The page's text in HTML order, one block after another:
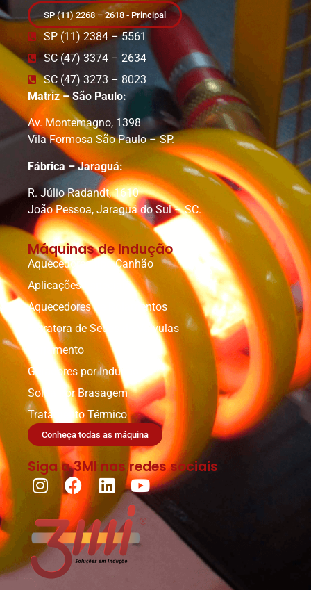
SP (11) 2268 – 2618 - Principal
SP (11) 2384 – 5561
SC (47) 3374 – 2634
SC (47) 3273 – 8023
Matriz – São Paulo:
Av. Montemagno, 1398
Vila Formosa São Paulo – SP.
Fábrica – Jaraguá:
R. Júlio Radandt, 1610
João Pessoa, Jaraguá do Sul – SC.
Máquinas de Indução
Aquecedores tipo Canhão
Aplicações Especiais
Aquecedores de Rolamentos
Extratora de Sedes de Válvulas
Forjamento
Geradores por Indução
Solda por Brasagem
Tratamento Térmico
Conheça todas as máquina
Siga a 3MI nas redes sociais